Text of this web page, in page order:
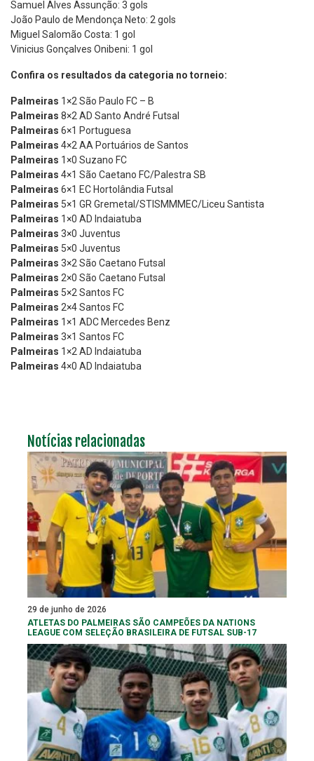
Samuel Alves Assunção: 3 gols
João Paulo de Mendonça Neto: 2 gols
Miguel Salomão Costa: 1 gol
Vinicius Gonçalves Onibeni: 1 gol
Confira os resultados da categoria no torneio:
Palmeiras 1×2 São Paulo FC – B
Palmeiras 8×2 AD Santo André Futsal
Palmeiras 6×1 Portuguesa
Palmeiras 4×2 AA Portuários de Santos
Palmeiras 1×0 Suzano FC
Palmeiras 4×1 São Caetano FC/Palestra SB
Palmeiras 6×1 EC Hortolândia Futsal
Palmeiras 5×1 GR Gremetal/STISMMMEC/Liceu Santista
Palmeiras 1×0 AD Indaiatuba
Palmeiras 3×0 Juventus
Palmeiras 5×0 Juventus
Palmeiras 3×2 São Caetano Futsal
Palmeiras 2×0 São Caetano Futsal
Palmeiras 5×2 Santos FC
Palmeiras 2×4 Santos FC
Palmeiras 1×1 ADC Mercedes Benz
Palmeiras 3×1 Santos FC
Palmeiras 1×2 AD Indaiatuba
Palmeiras 4×0 AD Indaiatuba
Notícias relacionadas
29 de junho de 2026
ATLETAS DO PALMEIRAS SÃO CAMPEÕES DA NATIONS
LEAGUE COM SELEÇÃO BRASILEIRA DE FUTSAL SUB-17